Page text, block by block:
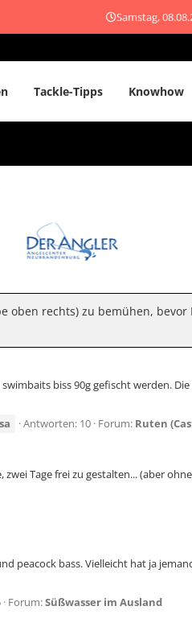
Samstag,
Tackle-Tipps Knowhow
rechts) zu bemühen,
biss 90g gefischt werden.
Antworten: 10 Forum: Ruten
Tage frei zu gestalten... (aber
peacock bass. Vielleicht hat ja
Forum:Süßwasser im Ausland